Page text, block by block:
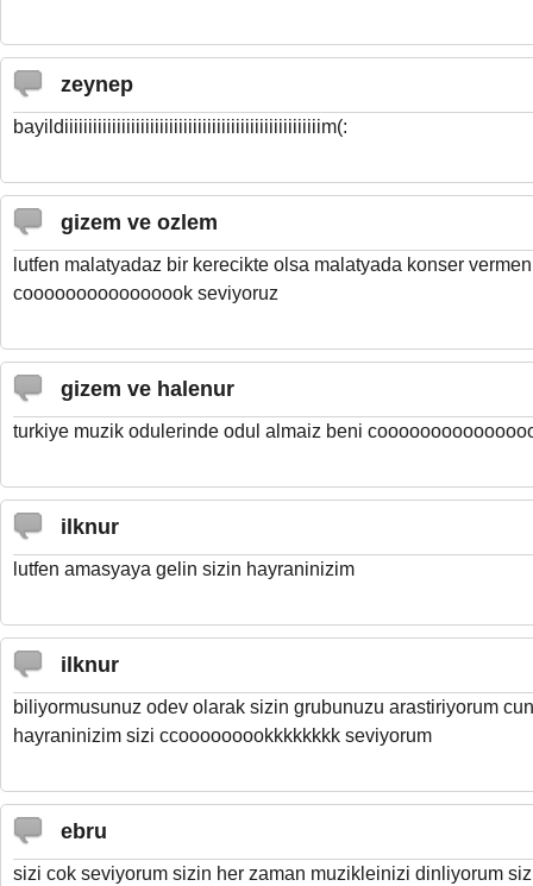
zeynep
bayildiiiiiiiiiiiiiiiiiiiiiiiiiiiiiiiiiiiiiiiiiiiiiiiiiiiiiim(:
gizem ve ozlem
lutfen malatyadaz bir kerecikte olsa malatyada konser
coooooooooooooook seviyoruz
gizem ve halenur
turkiye muzik odulerinde odul almaiz beni
ilknur
lutfen amasyaya gelin sizin hayraninizim
ilknur
biliyormusunuz odev olarak sizin grubunuzu arastiriyorum
hayraninizim sizi ccooooooookkkkkkkk seviyorum
ebru
sizi cok seviyorum sizin her zaman muzikleinizi dinliyorum